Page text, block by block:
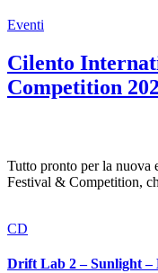
Eventi
Cilento
Competition
Tutto pronto per la nuova
Festival & Competition,
CD
Drift Lab 2 – Sunlight –